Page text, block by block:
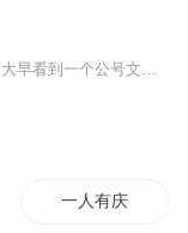
一人有庆